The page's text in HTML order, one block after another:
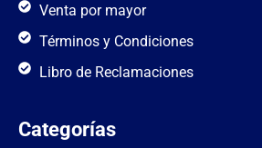
Venta por mayor
Términos y Condiciones
Libro de Reclamaciones
Categorías